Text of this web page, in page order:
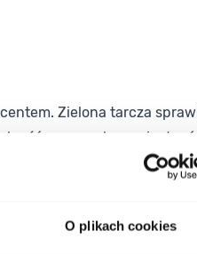
O plikach cookies
Zielona tarcza
– zegarek pasuje do
który